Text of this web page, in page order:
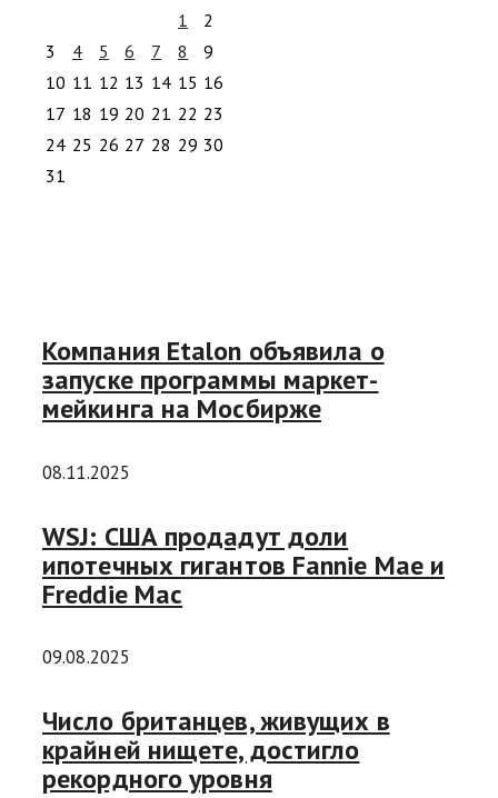
1
2
3
4 5 6 7 8
9
10 11 12 13 14 15 16
17 18 19 20 21 22 23
24 25 26 27 28 29 30
31
Компания Etalon объявила о
запуске программы маркет-
мейкинга на Мосбирже
08.11.2025
WSJ: США продадут доли
ипотечных гигантов Fannie Mae и
Freddie Mac
09.08.2025
Число британцев, живущих в
крайней нищете, достигло
рекордного уровня